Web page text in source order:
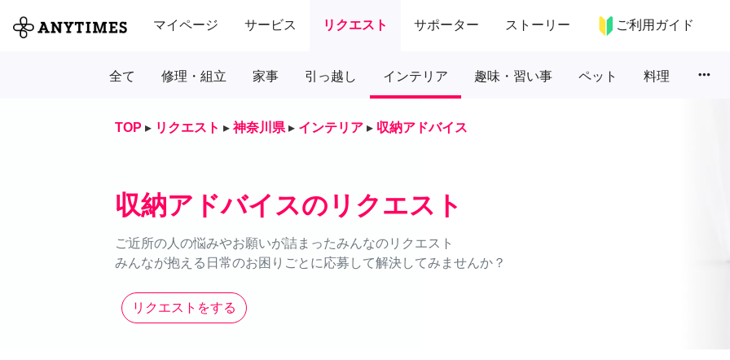
マイページ サービス リクエスト サポーター ストーリー ご利用ガイド
全て 修理・組立 家事 引っ越し インテリア 趣味・習い事 ペット 料理 more_horiz
TOP ▸ リクエスト ▸ 神奈川県 ▸ インテリア ▸ 収納アドバイス
収納アドバイスのリクエスト
ご近所の人の悩みやお願いが詰まったみんなのリクエスト
みんなが抱える日常のお困りごとに応募して解決してみませんか？
リクエストをする